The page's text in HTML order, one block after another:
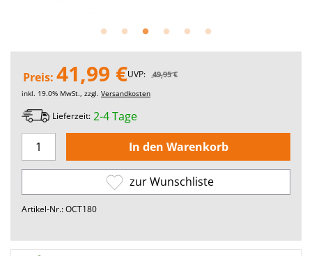
Preis: 41,99 €UVP: 49,95 €
inkl. 19.0% MwSt., zzgl. Versandkosten
Lieferzeit: 2-4 Tage
zur Wunschliste
Artikel-Nr.: OCT180